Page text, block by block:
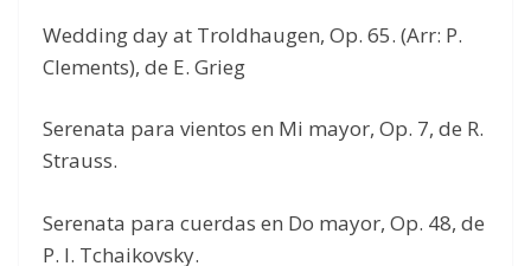
Wedding day at Troldhaugen, Op. 65. (Arr: P.
Clements), de E. Grieg
Serenata para vientos en Mi mayor, Op. 7, de R.
Strauss.
Serenata para cuerdas en Do mayor, Op. 48, de
P. I. Tchaikovsky.